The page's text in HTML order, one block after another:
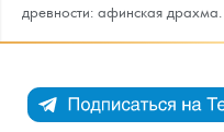
Каталог Монет
Инфо
древности: афинская